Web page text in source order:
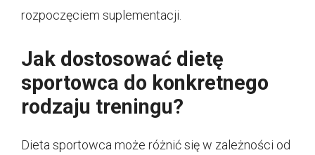
rozpoczęciem suplementacji.
Jak dostosować dietę
sportowca do konkretnego
rodzaju treningu?
Dieta sportowca może różnić się w zależności od